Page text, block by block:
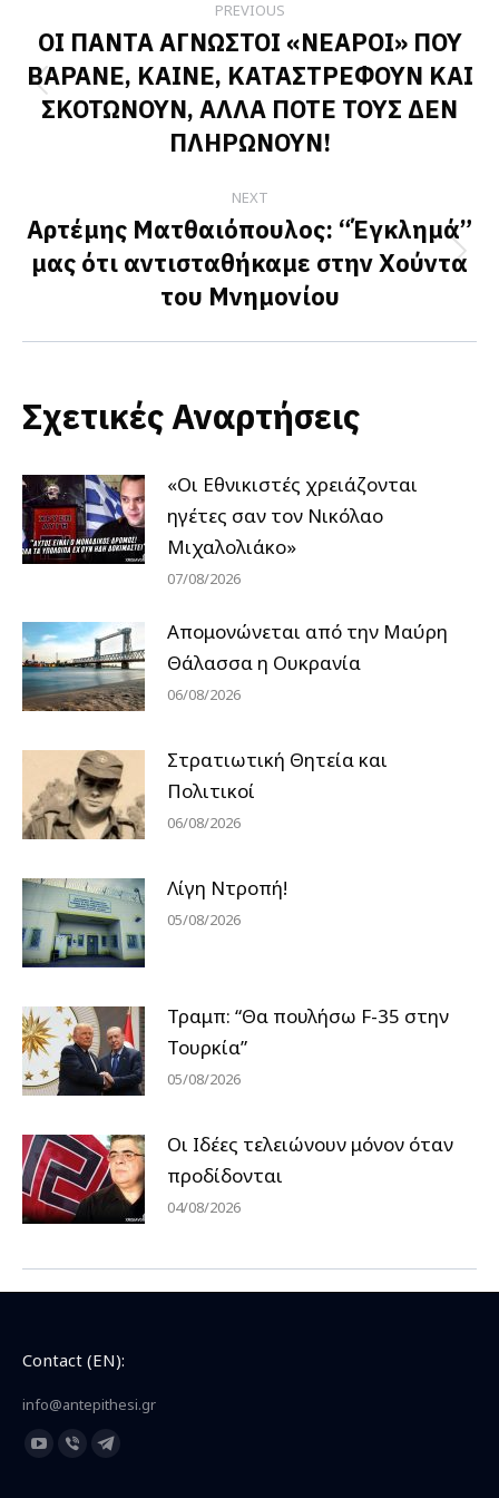
navigation
PREVIOUS
Previous
post:
ΟΙ ΠΑΝΤΑ ΑΓΝΩΣΤΟΙ «ΝΕΑΡΟΙ» ΠΟΥ
ΒΑΡΑΝΕ, ΚΑΙΝΕ, ΚΑΤΑΣΤΡΕΦΟΥΝ ΚΑΙ
ΣΚΟΤΩΝΟΥΝ, ΑΛΛΑ ΠΟΤΕ ΤΟΥΣ ΔΕΝ
ΠΛΗΡΩΝΟΥΝ!
NEXT
Next
post:
Αρτέμης Ματθαιόπουλος: “Έγκλημά”
μας ότι αντισταθήκαμε στην Χούντα
του Μνημονίου
Σχετικές Αναρτήσεις
«Οι Εθνικιστές χρειάζονται
ηγέτες σαν τον Νικόλαο
Μιχαλολιάκο»
07/08/2026
Απομονώνεται από την Μαύρη
Θάλασσα η Ουκρανία
06/08/2026
Στρατιωτική Θητεία και
Πολιτικοί
06/08/2026
Λίγη Ντροπή!
05/08/2026
Τραμπ: “Θα πουλήσω F-35 στην
Τουρκία”
05/08/2026
Οι Ιδέες τελειώνουν μόνον όταν
προδίδονται
04/08/2026
Contact (EN):
info@antepithesi.gr
Find us on:
YouTubeViberTelegram